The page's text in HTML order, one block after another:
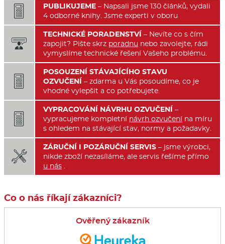
 PUBLIKUJEME – Napsali jsme 130 článků, vydali
4 odborné knihy. Jsme experti v oboru

TECHNICKÉ PORADENSTVÍ – Nevíte co s čím
zapojit? Pište skrz poradnu nebo zavolejte, rádi
vymyslíme technické řešení Vašeho problému.

POSOUZENÍ STÁVAJÍCÍHO STAVU
OZVUČENÍ – zdarma u Vás posoudíme, co je
vhodné vylepšit a co potřebujete.

VYPRACOVÁNÍ NÁVRHU OZVUČENÍ –
vypracujeme kompletní návrh ozvučení na míru
s ohledem na stávající stav, normy a požadavky.

ZÁRUČNÍ I POZÁRUČNÍ SERVIS – jsme výrobci,
nikde zboží nezasíláme, ale servis řešíme přímo
u nás .
Co o nás říkají zákazníci?
Ověřený zákazník